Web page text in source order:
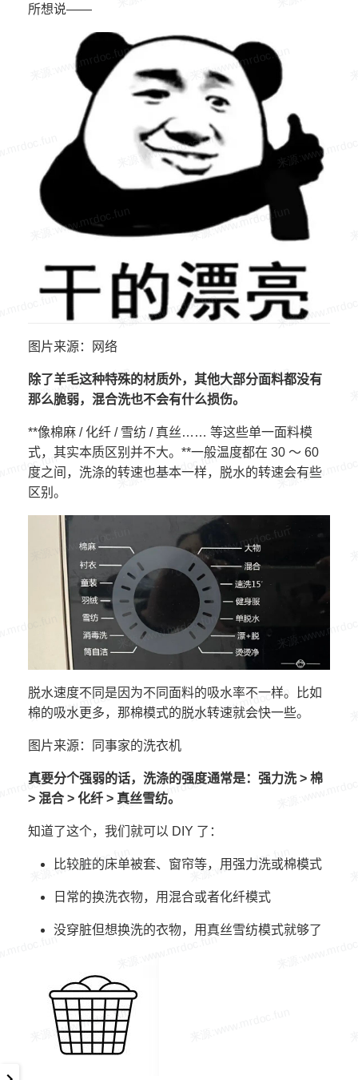
所想说——
图片来源：网络
除了羊毛这种特殊的材质外，其他大部分面料都没有
那么脆弱，混合洗也不会有什么损伤。
**像棉麻 / 化纤 / 雪纺 / 真丝…… 等这些单一面料模
式，其实本质区别并不大。**一般温度都在 30 ～ 60
度之间，洗涤的转速也基本一样，脱水的转速会有些
区别。
脱水速度不同是因为不同面料的吸水率不一样。比如
棉的吸水更多，那棉模式的脱水转速就会快一些。
图片来源：同事家的洗衣机
真要分个强弱的话，洗涤的强度通常是：强力洗 > 棉
> 混合 > 化纤 > 真丝雪纺。
知道了这个，我们就可以 DIY 了：
比较脏的床单被套、窗帘等，用强力洗或棉模式
日常的换洗衣物，用混合或者化纤模式
没穿脏但想换洗的衣物，用真丝雪纺模式就够了